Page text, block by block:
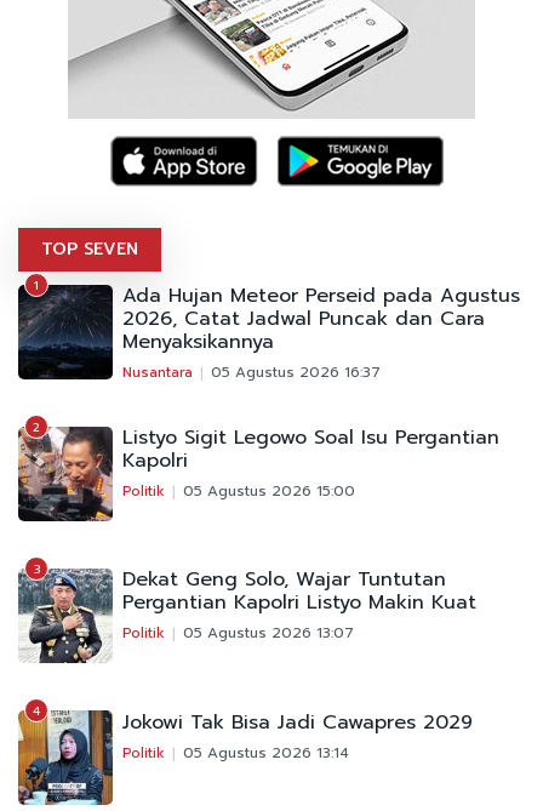
TOP SEVEN
1 Ada Hujan Meteor Perseid pada Agustus
2026, Catat Jadwal Puncak dan Cara
Menyaksikannya
Nusantara 05 Agustus 2026 16:37
2 Listyo Sigit Legowo Soal Isu Pergantian
Kapolri
Politik 05 Agustus 2026 15:00
3 Dekat Geng Solo, Wajar Tuntutan
Pergantian Kapolri Listyo Makin Kuat
Politik 05 Agustus 2026 13:07
4 Jokowi Tak Bisa Jadi Cawapres 2029
Politik 05 Agustus 2026 13:14